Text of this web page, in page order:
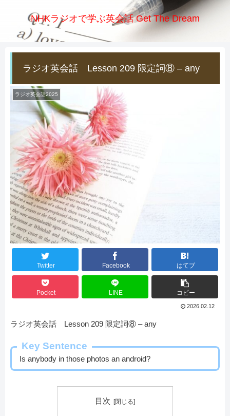
NHKラジオで学ぶ英会話 Get The Dream
ラジオ英会話 Lesson 209 限定詞⑧ – any
ラジオ英会話2025
Twitter Facebook はてブ
Pocket LINE コピー
2026.02.12
ラジオ英会話 Lesson 209 限定詞⑧ – any
Key Sentence
Is anybody in those photos an android?
目次